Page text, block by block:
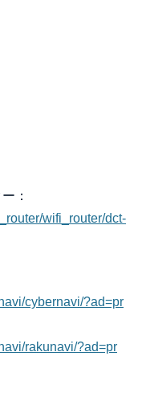
：
wifi_router/dct-
cybernavi/?ad=pr
rakunavi/?ad=pr